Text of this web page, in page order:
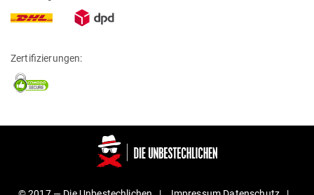
Zertifizierungen: